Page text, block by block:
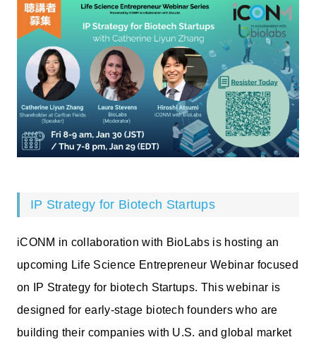
イベント
プログラム
インタビュー・コラム
ニュース・掲示板
施設・アクセス
IP Strategy for Biotech Startups
iCONM in collaboration with BioLabs is hosting an
upcoming Life Science Entrepreneur Webinar focused
on IP Strategy for biotech Startups. This webinar is
designed for early-stage biotech founders who are
building their companies with U.S. and global market